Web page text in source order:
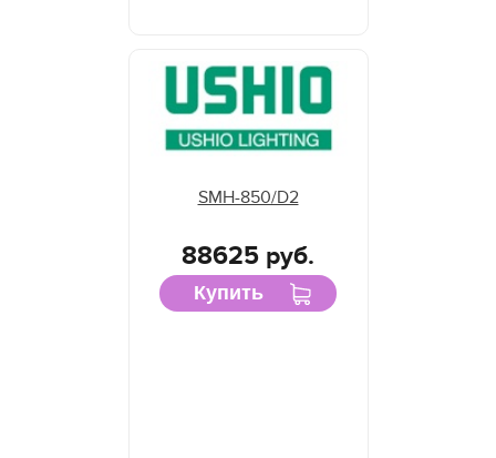
SMH-850/D2
88625 руб.
Купить